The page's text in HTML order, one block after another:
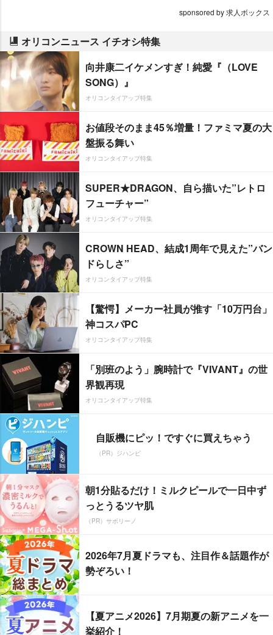
sponsored by 求人ボックス
オリコンニュース イチオシ特集
向井康二イケメンすぎ！純愛『（LOVE
SONG）』
オリコンタイアップ特集
お値段そのまま45％増量！ファミマ夏の大
盤振る舞い
オリコンタイアップ特集
SUPER★DRAGON、自ら描いた”レトロ
フューチャー”
オリコンタイアップ特集
CROWN HEAD、結成1周年で見えた”バン
ドらしさ”
オリコンタイアップ特集
【驚愕】メーカー社員が推す「10万円台」
神コスパPC
オリコンタイアップ特集
「別班のよう」腕時計で『VIVANT』の世
界観再現
オリコンタイアップ特集
自販機にピッ！ですぐに買えちゃう
（PR）ジハンピ
朝1分貼るだけ！ミルクピールで一日中ず
っとうるツヤ肌
（PR）サボリーノ
2026年7月夏ドラマも、注目作＆話題作が
勢ぞろい！
【夏アニメ2026】7月期夏の新アニメを一
挙紹介！